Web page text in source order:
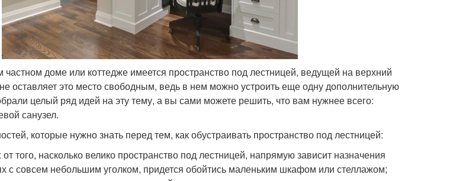
доме или коттедже имеется пространство под лестницей, ведущей на верхний
оставляет это место свободным, ведь в нем можно устроить еще одну дополнительную
целый ряд идей на эту тему, а вы сами можете решить, что вам нужнее всего:
санузел.
которые нужно знать перед тем, как обустраивать пространство под лестницей:
: от того, насколько велико пространство под лестницей, напрямую зависит назначения
с совсем небольшим уголком, придется обойтись маленьким шкафом или стеллажом;